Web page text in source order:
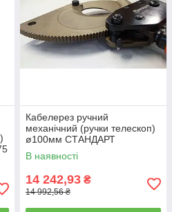
Кабелерез ручний
механічний (ручки телескоп)
ø100мм СТАНДАРТ
JRCT0100
В наявності
14 242,93 ₴
14 992,56 ₴